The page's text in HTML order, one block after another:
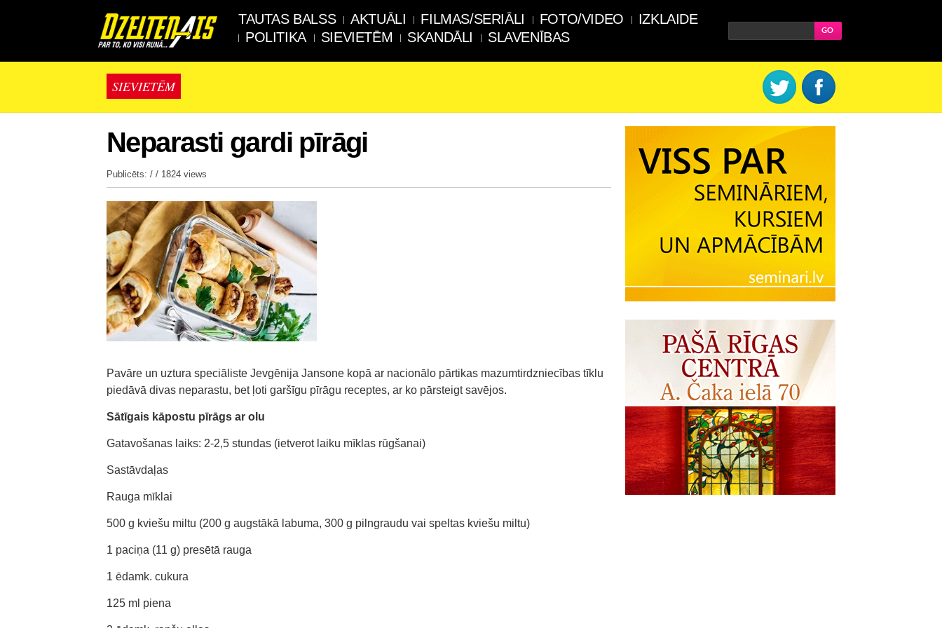
TAUTAS BALSS AKTUĀLI FILMAS/SERIĀLI FOTO/VIDEO
IZKLAIDE
POLITIKA
SIEVIETĒM SKANDĀLI SLAVENĪBAS
SIEVIETĒM
Neparasti gardi pīrāgi
Publicēts: / / 1824 views
Pavāre un uztura speciāliste Jevgēnija Jansone kopā ar nacionālo pārtikas mazumtirdzniecības tīklu
piedāvā divas neparastu, bet ļoti garšīgu pīrāgu receptes, ar ko pārsteigt savējos.
Sātīgais kāpostu pīrāgs ar olu
Gatavošanas laiks: 2-2,5 stundas (ietverot laiku mīklas rūgšanai)
Sastāvdaļas
Rauga mīklai
500 g kviešu miltu (200 g augstākā labuma, 300 g pilngraudu vai speltas kviešu miltu)
1 paciņa (11 g) presētā rauga
1 ēdamk. cukura
125 ml piena